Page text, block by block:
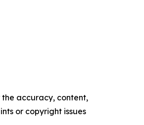
the accuracy, content,
or copyright issues